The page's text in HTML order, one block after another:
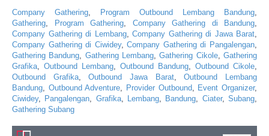
Company Gathering Program Outbound Lembang Bandung
Gathering
Program Gathering Company Gathering di Bandung
Company Gathering di Lembang, Company Gathering di Jawa Barat
Company Gathering di Ciwidey,Company Gathering di Pangalengan
Gathering Bandung
Gathering Lembang ,Gathering Cikole,Gathering
Grafika
Outbound Lembang Outbound Bandung Outbound Cikole
Outbound Grafika,Outbound Jawa Barat,Outbound Lembang
Bandung
Outbound Adventure Provider Outbound, Event Organizer,
Ciwidey, Pangalengan Grafika, Lembang Bandung Ciater,Subang
Gathering Subang